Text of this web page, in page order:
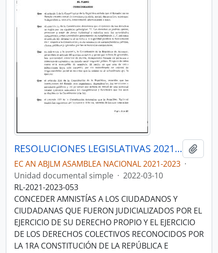
RESOLUCIONES LEGISLATIVAS 2021-2023
EC AN ABJLM ASAMBLEA NACIONAL 2021-2023 ·
Unidad documental simple · 2022-03-10
RL-2021-2023-053
CONCEDER AMNISTÍAS A LOS CIUDADANOS Y
CIUDADANAS QUE FUERON JUDICIALIZADOS POR EL
EJERCICIO DE SU DERECHO PROPIO Y EL EJERCICIO
DE LOS DERECHOS COLECTIVOS RECONOCIDOS POR
LA 1RA CONSTITUCIÓN DE LA REPÚBLICA E